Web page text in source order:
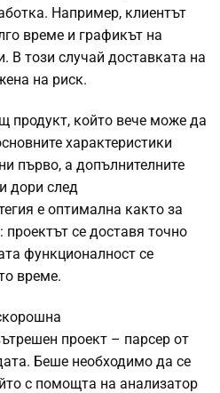
Например, клиентът
време и графикът на
В този случай доставката на
на риск.
продукт, който вече може да
характеристики
първо, а допълнителните
дори след
е оптимална както за
проектът се доставя точно
функционалност се
време.
проект – парсер от
Беше необходимо да се
с помощта на анализатор